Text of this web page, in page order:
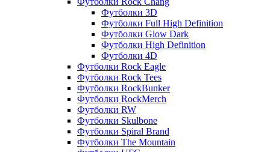
Футболки 3D
Футболки Full High Definition
Футболки Glow Dark
Футболки High Definition
Футболки 4D
Футболки Rock Eagle
Футболки Rock Tees
Футболки RockBunker
Футболки RockMerch
Футболки RW
Футболки Skulbone
Футболки Spiral Brand
Футболки The Mountain